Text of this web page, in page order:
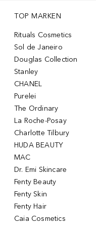
TOP MARKEN
Rituals Cosmetics
Sol de Janeiro
Douglas Collection
Stanley
CHANEL
Purelei
The Ordinary
La Roche-Posay
Charlotte Tilbury
HUDA BEAUTY
MAC
Dr. Emi Skincare
Fenty Beauty
Fenty Skin
Fenty Hair
Caia Cosmetics